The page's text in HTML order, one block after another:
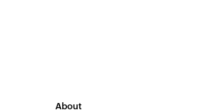
About